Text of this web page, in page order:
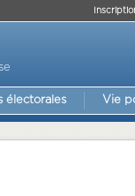
électorales Vie